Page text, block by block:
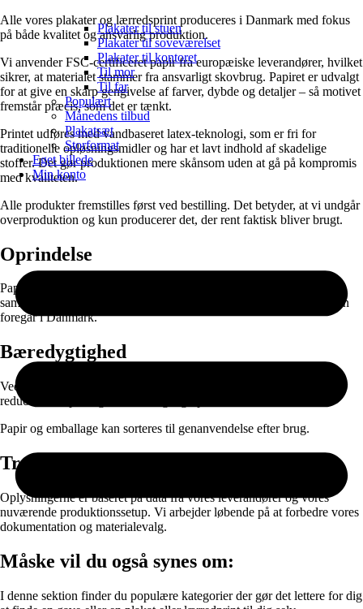
Plakater til stuen
Plakater til soveværelset
Plakater til kontoret
Til mor
Til far
Populært
Månedens tilbud
Plakatsæt
Storformat
Eget billede
Min konto
Alle vores plakater og lærredsprint produceres i Danmark med fokus
på både kvalitet og ansvarlig produktion.
Vi anvender FSC-certificeret papir fra europæiske leverandører, hvilket
sikrer, at materialet stammer fra ansvarligt skovbrug. Papiret er udvalgt
for at give en skarp gengivelse af farver, dybde og detaljer – så motivet
fremstår præcis, som det er tænkt.
Printet udføres med vandbaseret latex-teknologi, som er fri for
traditionelle opløsningsmidler og har et lavt indhold af skadelige
stoffer. Det gør produktionen mere skånsom uden at gå på kompromis
med kvaliteten.
Alle produkter fremstilles først ved bestilling. Det betyder, at vi undgår
overproduktion og kun producerer det, der rent faktisk bliver brugt.
Oprindelse
Papiret produceres i EU og leveres gennem nøje udvalgte
samarbejdspartnere. Selve printet, færdigproduktionen og pakningen
foregår i Danmark.
Bæredygtighed
Ved at kombinere ansvarlige materialer med on-demand produktion
reducerer vi spild og unødvendig lagerproduktion.
Papir og emballage kan sorteres til genanvendelse efter brug.
Transparens
Oplysningerne er baseret på data fra vores leverandører og vores
nuværende produktionssetup. Vi arbejder løbende på at forbedre vores
dokumentation og materialevalg.
Måske vil du også synes om:
I denne sektion finder du populære kategorier der gør det lettere for dig